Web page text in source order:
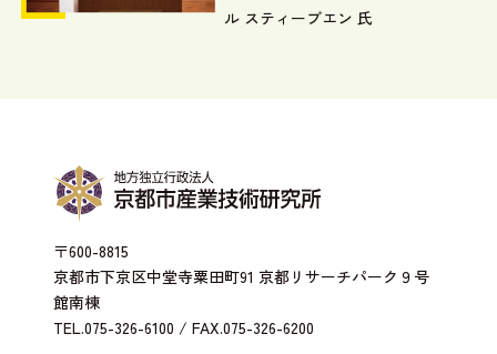
ル スティーブエン 氏
〒600-8815
京都市下京区中堂寺粟田町91 京都リサーチパーク９号
館南棟
TEL.075-326-6100 / FAX.075-326-6200